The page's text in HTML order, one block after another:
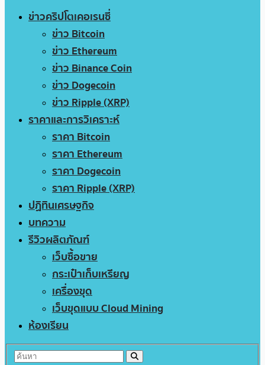
ข่าวคริปโตเคอเรนซี่
ข่าว Bitcoin
ข่าว Ethereum
ข่าว Binance Coin
ข่าว Dogecoin
ข่าว Ripple (XRP)
ราคาและการวิเคราะห์
ราคา Bitcoin
ราคา Ethereum
ราคา Dogecoin
ราคา Ripple (XRP)
ปฏิทินเศรษฐกิจ
บทความ
รีวิวผลิตภัณฑ์
เว็บซื้อขาย
กระเป๋าเก็บเหรียญ
เครื่องขุด
เว็บขุดแบบ Cloud Mining
ห้องเรียน